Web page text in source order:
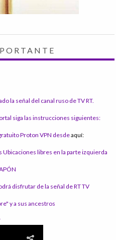
la señal del canal ruso de TV RT.
siga las instrucciones siguientes:
Proton VPN desdeaquí:
Ubicaciones libres en la parte izquierda
disfrutar de la señal de RT TV
y a sus ancestros